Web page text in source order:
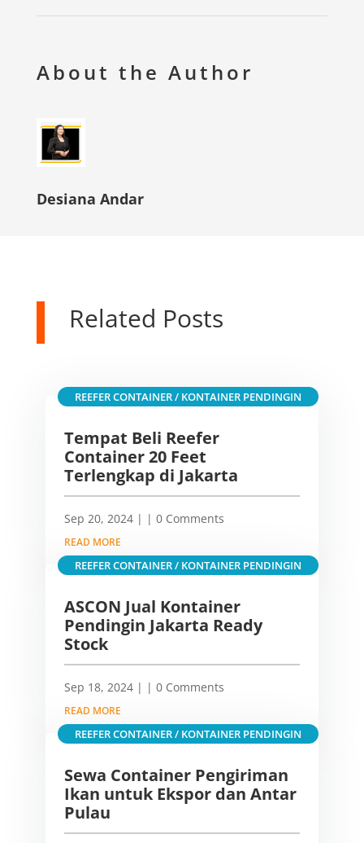
About the Author
Desiana Andar
Related Posts
Tempat Beli Reefer
Container 20 Feet
Terlengkap di Jakarta
Sep 20, 2024|
REEFER CONTAINER / KONTAINER PENDINGIN
| 0 Comments
READ MORE
ASCON Jual Kontainer
Pendingin Jakarta Ready
Stock
Sep 18, 2024|
REEFER CONTAINER / KONTAINER PENDINGIN
| 0 Comments
READ MORE
Sewa Container Pengiriman
Ikan untuk Ekspor dan Antar
Pulau
REEFER CONTAINER / KONTAINER PENDINGIN